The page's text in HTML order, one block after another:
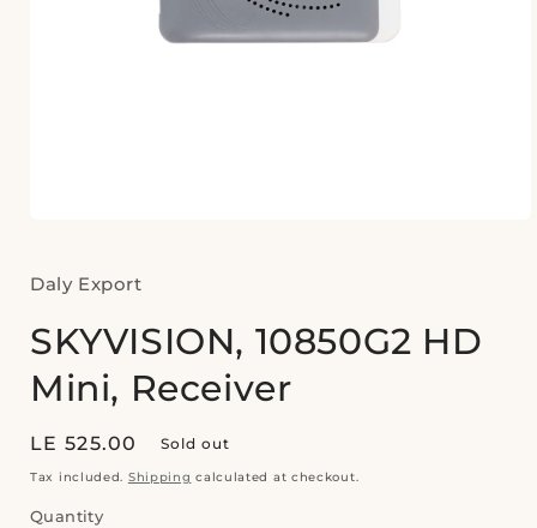
in
modal
Daly Export
SKYVISION, 10850G2 HD
Mini, Receiver
Regular
price
LE 525.00 Sold out
Tax included. Shipping calculated at checkout.
Quantity